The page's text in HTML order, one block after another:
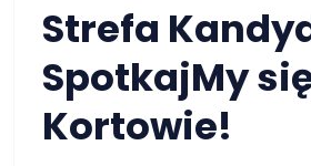
Strefa
SpotkajMy
Kortowie!